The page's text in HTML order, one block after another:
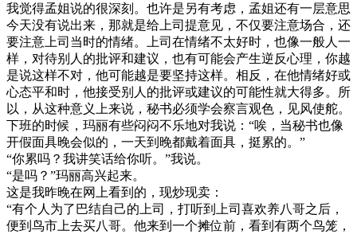
我觉得孟姐说的很深刻。也许是另有考虑，孟姐还有一层意思
今天没有说出来，那就是给上司提意见，不仅要注意场合，还
要注意上司当时的情绪。上司在情绪不太好时，也像一般人一
样，对待别人的批评和建议，也有可能会产生逆反心理，你越
是说这样不对，他可能越是要坚持这样。相反，在他情绪好或
心态平和时，他接受别人的批评或建议的可能性就大得多。所
以，从这种意义上来说，秘书必须学会察言观色，见风使舵。
下班的时候，玛丽有些闷闷不乐地对我说：“唉，当秘书也像
开假面具晚会似的，一天到晚都戴着面具，挺累的。”
“你累吗？我讲笑话给你听。”我说。
“是吗？”玛丽高兴起来。
这是我昨晚在网上看到的，现炒现卖：
“有个人为了巴结自己的上司，打听到上司喜欢养八哥之后，
便到鸟市上去买八哥。他来到一个摊位前，看到有两个鸟笼，